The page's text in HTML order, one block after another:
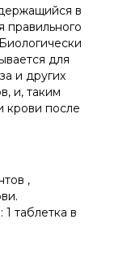
в
правильного
для
и других
и, таким
крови после
,
таблетка в